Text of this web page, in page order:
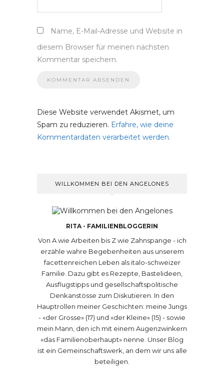
Name, E-Mail-Adresse und Website in
diesem Browser für meinen nächsten
Kommentar speichern.
Diese Website verwendet Akismet, um
Spam zu reduzieren. Erfahre, wie deine
Kommentardaten verarbeitet werden.
WILLKOMMEN BEI DEN ANGELONES
RITA - FAMILIENBLOGGERIN
Von A wie Arbeiten bis Z wie Zahnspange - ich
erzähle wahre Begebenheiten aus unserem
facettenreichen Leben als italo-schweizer
Familie. Dazu gibt es Rezepte, Bastelideen,
Ausflugstipps und gesellschaftspolitische
Denkanstösse zum Diskutieren. In den
Hauptrollen meiner Geschichten: meine Jungs
- «der Grosse» (17) und «der Kleine» (15) - sowie
mein Mann, den ich mit einem Augenzwinkern
«das Familienoberhaupt» nenne. Unser Blog
ist ein Gemeinschaftswerk, an dem wir uns alle
beteiligen.